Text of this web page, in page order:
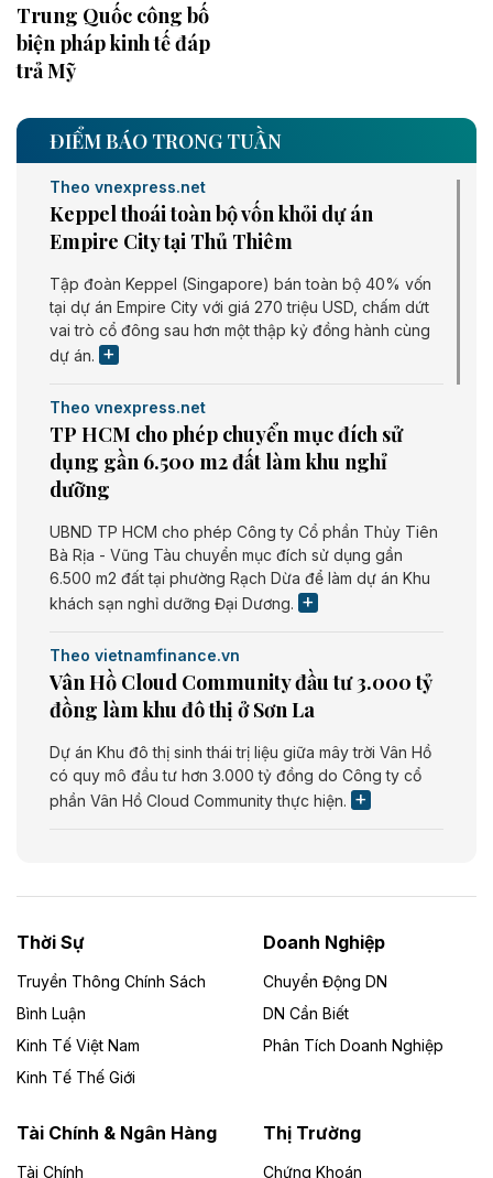
Trung Quốc công bố
biện pháp kinh tế đáp
trả Mỹ
ĐIỂM BÁO TRONG TUẦN
Theo vnexpress.net
Keppel thoái toàn bộ vốn khỏi dự án
Empire City tại Thủ Thiêm
Tập đoàn Keppel (Singapore) bán toàn bộ 40% vốn
tại dự án Empire City với giá 270 triệu USD, chấm dứt
vai trò cổ đông sau hơn một thập kỷ đồng hành cùng
dự án.
Theo vnexpress.net
TP HCM cho phép chuyển mục đích sử
dụng gần 6.500 m2 đất làm khu nghỉ
dưỡng
UBND TP HCM cho phép Công ty Cổ phần Thủy Tiên
Bà Rịa - Vũng Tàu chuyển mục đích sử dụng gần
6.500 m2 đất tại phường Rạch Dừa để làm dự án Khu
khách sạn nghỉ dưỡng Đại Dương.
Theo vietnamfinance.vn
Vân Hồ Cloud Community đầu tư 3.000 tỷ
đồng làm khu đô thị ở Sơn La
Dự án Khu đô thị sinh thái trị liệu giữa mây trời Vân Hồ
có quy mô đầu tư hơn 3.000 tỷ đồng do Công ty cổ
phần Vân Hồ Cloud Community thực hiện.
Dự án Nhà máy xử lý rác và phát điện Bắc Giang do
Công ty TNHH Năng lượng môi trường Bắc Giang làm
Theo vietnamfinance.vn
Đức Long Gia Lai mở rộng ‘hệ sinh thái’
Lai
Bốn doanh nghiệp có sự góp vốn của Công ty Cổ
Thời Sự
Truyền Thông Chính Sách
Bình Luận
Kinh Tế Việt Nam
Kinh Tế Thế Giới
Doanh Nghiệp
Chuyển Động DN
DN Cần Biết
Phân Tích Doanh Nghiệp
Tài Chính & Ngân Hàng
Tài Chính
Thị Trường
Chứng Khoán